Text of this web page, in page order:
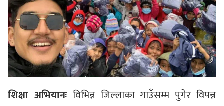
शिक्षा अभियानःविभिन्न जिल्लाका गाउँसम्म पुगेर विपन्न